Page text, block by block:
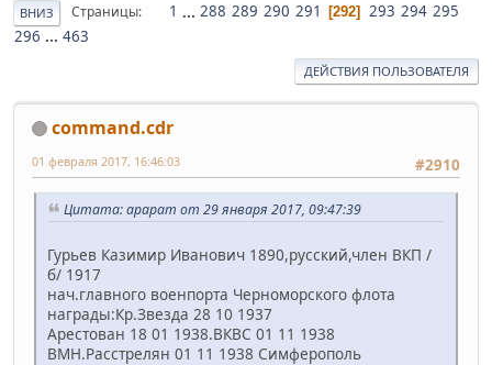
ВНИЗ Страницы 1 ... 288 289 290 291 292 293 294 295
296 ... 463
ДЕЙСТВИЯ ПОЛЬЗОВАТЕЛЯ
command.cdr
#2910
01 февраля 2017, 16:46:03
Цитата: арарат от 29 января 2017, 09:47:39
Гурьев Казимир Иванович 1890,русский,член ВКП /
б/ 1917
нач.главного военпорта Черноморского флота
награды:Кр.Звезда 28 10 1937
Арестован 18 01 1938.ВКВС 01 11 1938
ВМН.Расстрелян 01 11 1938 Симферополь